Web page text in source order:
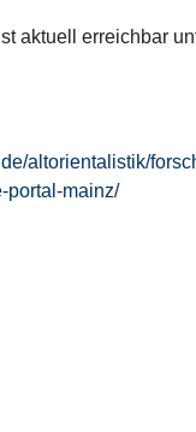
aktuell erreichbar
altorientalistik/
portal-mainz/